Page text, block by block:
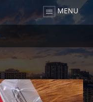
MENU
Rượu Macallan Terra Duty Hàn